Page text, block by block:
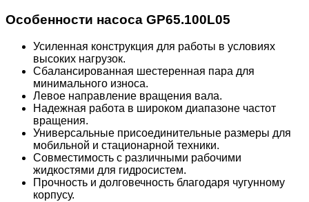
Особенности насоса GP65.100L05
Усиленная конструкция для работы в условиях
высоких нагрузок.
Сбалансированная шестеренная пара для
минимального износа.
Левое направление вращения вала.
Надежная работа в широком диапазоне частот
вращения.
Универсальные присоединительные размеры для
мобильной и стационарной техники.
Совместимость с различными рабочими
жидкостями для гидросистем.
Прочность и долговечность благодаря чугунному
корпусу.